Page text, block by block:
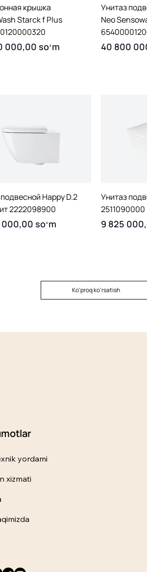
Quick View
крышка
Starck f Plus
000,00 soʻm
Унитаз
Neo
Price
40 800
Quick ViewHappy D.2
2222098900
000,00 soʻm
Унитаз
2511090000
Price
9 825
Ko'proq ko'rsatish
yordami
xizmati